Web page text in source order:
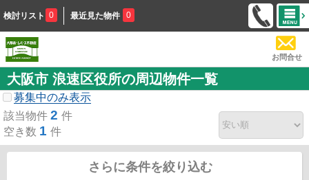
検討リスト 0 最近見た物件 0
お問合せ
大阪市 浪速区役所の周辺物件一覧
募集中のみ表示
該当物件 2 件
空き数 1 件
さらに条件を絞り込む